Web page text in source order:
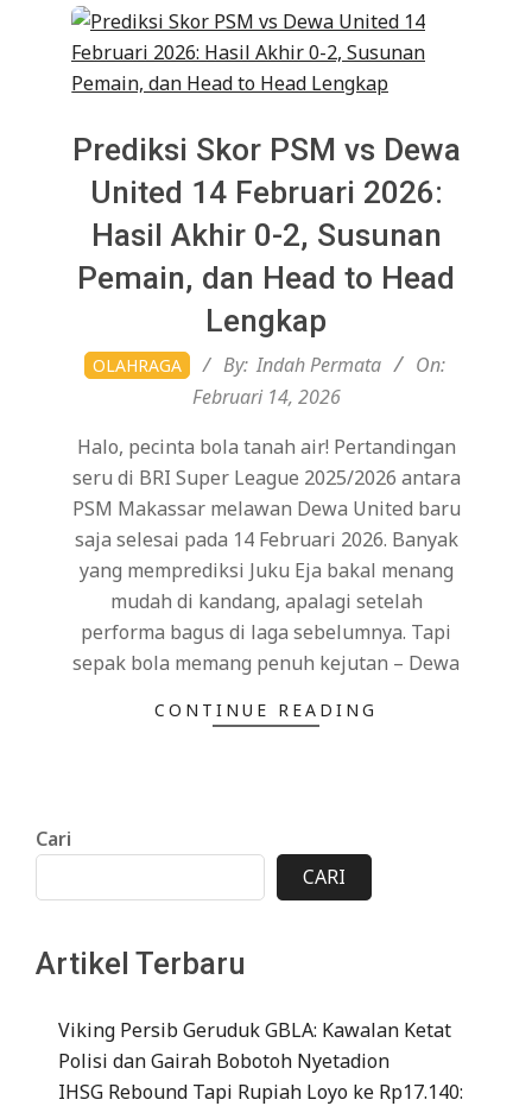
Prediksi Skor PSM vs Dewa
United 14 Februari 2026:
Hasil Akhir 0-2, Susunan
Pemain, dan Head to Head
Lengkap
2026-
02-
OLAHRAGA By: Indah Permata
On:
Februari 14, 2026
Halo, pecinta bola tanah air! Pertandingan
seru di BRI Super League 2025/2026 antara
PSM Makassar melawan Dewa United baru
saja selesai pada 14 Februari 2026. Banyak
yang memprediksi Juku Eja bakal menang
mudah di kandang, apalagi setelah
performa bagus di laga sebelumnya. Tapi
sepak bola memang penuh kejutan – Dewa
CONTINUE READING
Cari
CARI
Artikel Terbaru
Viking Persib Geruduk GBLA: Kawalan Ketat
Polisi dan Gairah Bobotoh Nyetadion
IHSG Rebound Tapi Rupiah Loyo ke Rp17.140: